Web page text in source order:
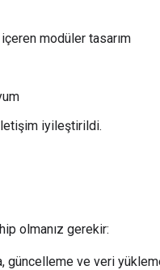
modüler tasarım
iyileştirildi.
olmanız gerekir:
güncelleme ve veri